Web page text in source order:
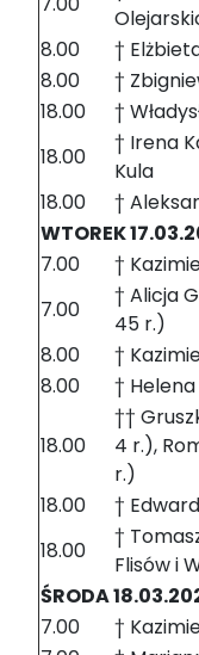
8.00
†
8.00
†
18.00
†
18.00
† Irena
Kula
18.00
†
WTOREK
7.00
†
7.00
† Alicja
45 r.)
8.00
†
8.00
†
18.00
††
4 r.),
r.)
18.00
†
18.00
†
Flisów i
ŚRODA
7.00
†